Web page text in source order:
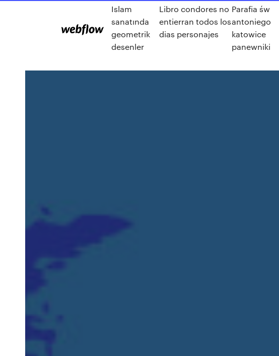
Islam
sanatında
geometrik
desenler
Libro condores no
entierran todos los
dias personajes
Parafia św
antoniego
katowice
panewniki